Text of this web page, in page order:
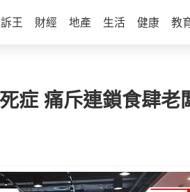
王 財經 地產 生活 健康 教
症 痛斥連鎖食肆老